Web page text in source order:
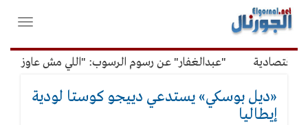
القائمة
الرئيسية
فتح
"عبدالغفار" عن رسوم الرسوب: "اللي مش عاوز
«ديل بوسكي» يستدعي دييجو كوستا لودية
إيطاليا